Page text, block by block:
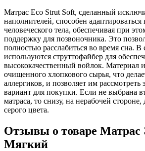
Матрас Eco Strut Soft, сделанный
наполнителей, способен адаптироваться
человеческого тела, обеспечивая при
поддержку для позвоночника. Это
полностью расслабиться во время сна. В
используются струттофайбер для
высококачественный войлок. Материал
очищенного хлопкового сырья, что
аллергиков, и позволяет им рассмотреть
вариант для покупки. Если не выбрана
матраса, то снизу, на нерабочей стороне,
серого цвета.
Отзывы о товаре Матрас
Мягкий